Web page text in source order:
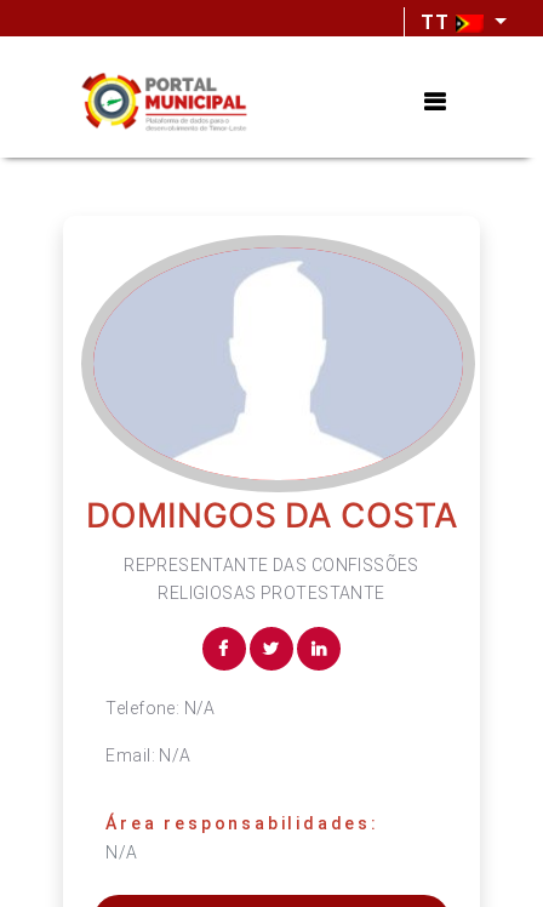
TT
DOMINGOS DA COSTA
REPRESENTANTE DAS CONFISSÕES
RELIGIOSAS PROTESTANTE
Telefone: N/A
Email: N/A
Área responsabilidades:
N/A